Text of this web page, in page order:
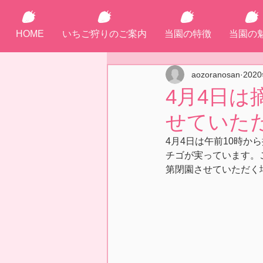
HOME いちご狩りのご案内 当園の特徴 当園の
4月4日は
せていた
aozoranosan
4月4日は午前10時か
チゴが実っています
第閉園させていただく